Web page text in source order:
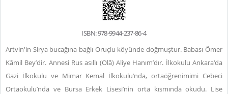
ISBN: 978-9944-237-86-4
Artvin'in Sirya bucağına bağlı Oruçlu köyünde doğmuştur. Babası Ömer
Kâmil Bey’dir. Annesi Rus asıllı (Olâ) Aliye Hanım’dır. İlkokulu Ankara‘da
Gazi İlkokulu ve Mimar Kemal İlkokulu’nda, ortaöğrenimimi Cebeci
Ortaokulu’nda ve Bursa Erkek Lisesi’nin orta kısmında okudu. Lise